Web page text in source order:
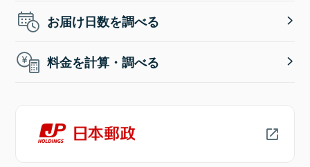
お届け日数を調べる
料金を計算・調べる